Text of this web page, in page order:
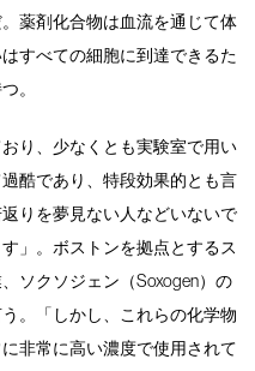
薬剤化合物は血流を通じて体
すべての細胞に到達できるた
。
り、少なくとも実験室で用い
酷であり、特段効果的とも言
りを夢見ない人などいないで
」。ボストンを拠点とするス
ソクソジェン（Soxogen）の
。「しかし、これらの化学物
非常に高い濃度で使用されて